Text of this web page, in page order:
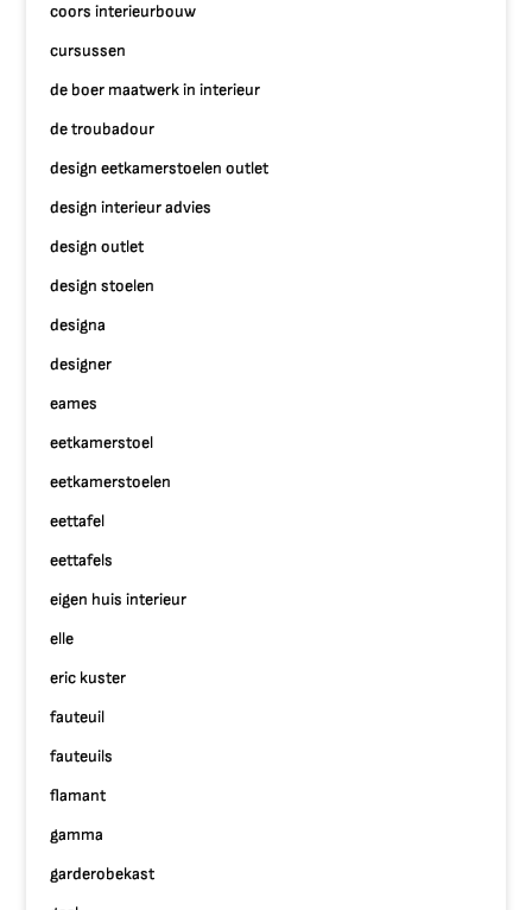
coors interieurbouw
cursussen
de boer maatwerk in interieur
de troubadour
design eetkamerstoelen outlet
design interieur advies
design outlet
design stoelen
designa
designer
eames
eetkamerstoel
eetkamerstoelen
eettafel
eettafels
eigen huis interieur
elle
eric kuster
fauteuil
fauteuils
flamant
gamma
garderobekast